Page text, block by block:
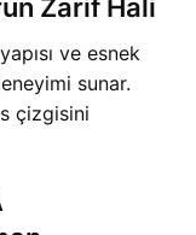
Zarif Hali
ve esnek
sunar.
çizgisini